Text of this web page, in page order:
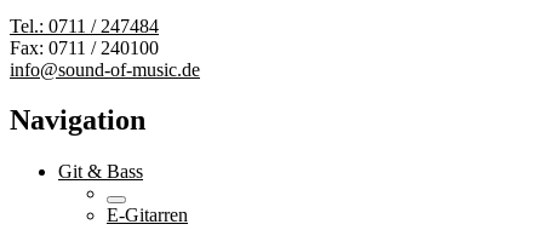
Tel.: 0711 / 247484
Fax: 0711 / 240100
info@sound-of-music.de
Navigation
Git & Bass
E-Gitarren